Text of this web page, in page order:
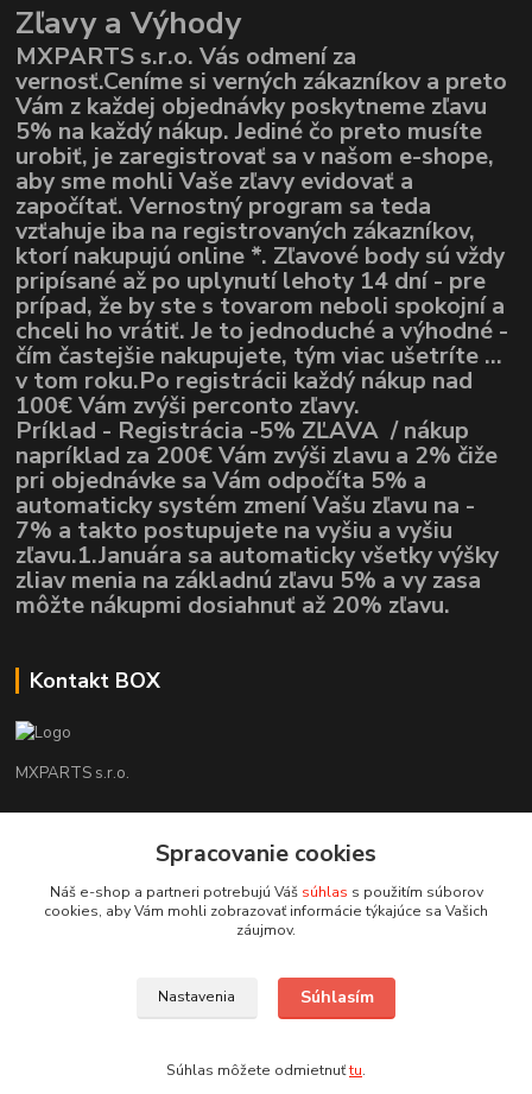
Zľavy a Výhody
MXPARTS s.r.o. Vás odmení za
vernosť.Ceníme si verných zákazníkov a preto
Vám z každej objednávky poskytneme zľavu
5% na každý nákup. Jediné čo preto musíte
urobiť, je zaregistrovať sa v našom e-shope,
aby sme mohli Vaše zľavy evidovať a
započítať. Vernostný program sa teda
vzťahuje iba na registrovaných zákazníkov,
ktorí nakupujú online *. Zľavové body sú vždy
pripísané až po uplynutí lehoty 14 dní - pre
prípad, že by ste s tovarom neboli spokojní a
chceli ho vrátiť. Je to jednoduché a výhodné -
čím častejšie nakupujete, tým viac ušetríte ...
v tom roku.Po registrácii každý nákup nad
100€ Vám zvýši perconto zľavy.
Príklad - Registrácia -5% ZĽAVA / nákup
napríklad za 200€ Vám zvýši zlavu a 2% čiže
pri objednávke sa Vám odpočíta 5% a
automaticky systém zmení Vašu zľavu na -
7% a takto postupujete na vyšiu a vyšiu
zľavu.1.Januára sa automaticky všetky výšky
zliav menia na základnú zľavu 5% a vy zasa
môžte nákupmi dosiahnuť až 20% zľavu.
Kontakt BOX
MXPARTS s.r.o.
+421948260186
motokrossk@gmail.com
Spracovanie cookies
Náš e-shop a partneri potrebujú Váš súhlas s použitím súborov
cookies, aby Vám mohli zobrazovať informácie týkajúce sa Vašich
záujmov.
Nastavenia Súhlasím
Súhlas môžete odmietnuťtu.